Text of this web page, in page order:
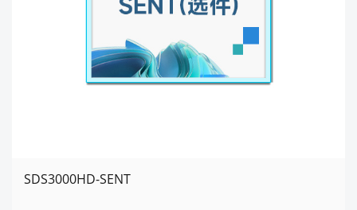
SDS3000HD-SENT